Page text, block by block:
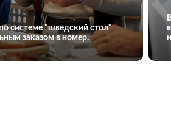
системе "шведский стол"
заказом в номер.